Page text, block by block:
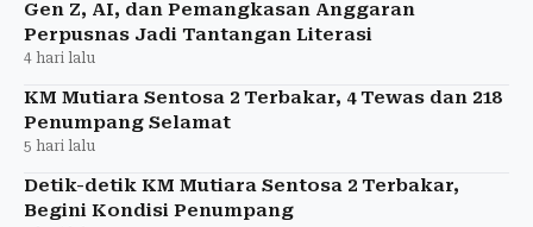
Gen Z, AI, dan Pemangkasan Anggaran
Perpusnas Jadi Tantangan Literasi
4 hari lalu
KM Mutiara Sentosa 2 Terbakar, 4 Tewas dan 218
Penumpang Selamat
5 hari lalu
Detik-detik KM Mutiara Sentosa 2 Terbakar,
Begini Kondisi Penumpang